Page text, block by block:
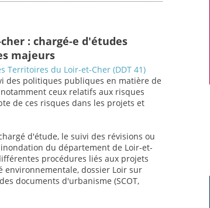
: chargé-e d'études
majeurs
Territoires du Loir-et-Cher (DDT 41)
des politiques publiques en matière de
ceux relatifs aux risques
de ces risques dans les projets et
d'étude, le suivi des révisions ou
du département de Loir-et-
procédures liés aux projets
dossier Loir sur
documents d'urbanisme (SCOT,